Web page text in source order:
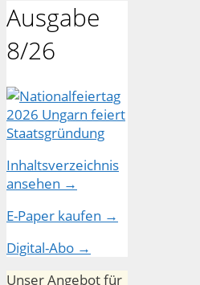
Ausgabe
8/26
Inhaltsverzeichnis
ansehen →
E-Paper kaufen →
Digital-Abo →
Unser Angebot für